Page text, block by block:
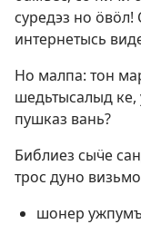
суредэз но
интернетысь
Но малпа: тон
шедьтысалыд ке,
пушказ вань?
Библиез сыӵе
трос дуно
шонер